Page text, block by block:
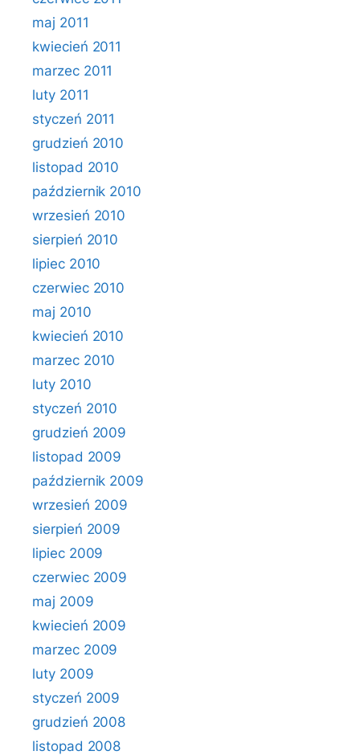
maj 2011
kwiecień 2011
marzec 2011
luty 2011
styczeń 2011
grudzień 2010
listopad 2010
październik 2010
wrzesień 2010
sierpień 2010
lipiec 2010
czerwiec 2010
maj 2010
kwiecień 2010
marzec 2010
luty 2010
styczeń 2010
grudzień 2009
listopad 2009
październik 2009
wrzesień 2009
sierpień 2009
lipiec 2009
czerwiec 2009
maj 2009
kwiecień 2009
marzec 2009
luty 2009
styczeń 2009
grudzień 2008
listopad 2008